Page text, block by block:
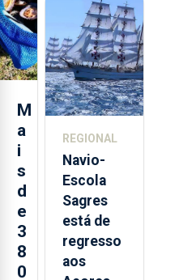
M
a
i
s
d
e
3
8
0
loja em
São
Sebastião
e cria 30
postos de
REGIONAL
Navio-
Escola
Sagres
está de
regresso
aos